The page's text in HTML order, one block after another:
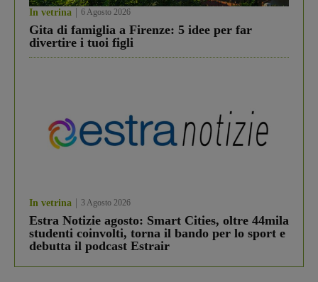
In vetrina 6 Agosto 2026
Gita di famiglia a Firenze: 5 idee per far
divertire i tuoi figli
In vetrina 3 Agosto 2026
Estra Notizie agosto: Smart Cities, oltre 44mila
studenti coinvolti, torna il bando per lo sport e
debutta il podcast Estrair